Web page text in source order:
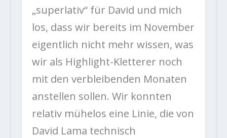
„superlativ“ für David und mich
los, dass wir bereits im November
eigentlich nicht mehr wissen, was
wir als Highlight-Kletterer noch
mit den verbleibenden Monaten
anstellen sollen. Wir konnten
relativ mühelos eine Linie, die von
David Lama technisch